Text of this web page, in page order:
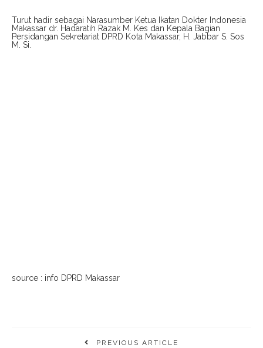
Turut hadir sebagai Narasumber Ketua Ikatan Dokter Indonesia
Makassar dr. Hadaratih Razak M. Kes dan Kepala Bagian
Persidangan Sekretariat DPRD Kota Makassar, H. Jabbar S. Sos
M. Si.
source : info DPRD Makassar
PREVIOUS ARTICLE